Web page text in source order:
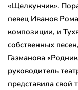
«Щелкунчик».
певец Иванов
композиции, и
собственных
Газманова
руководитель
представила свой